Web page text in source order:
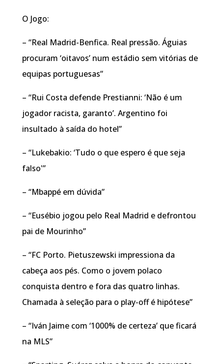
O Jogo:
– “Real Madrid-Benfica. Real pressão. Águias
procuram ‘oitavos’ num estádio sem vitórias de
equipas portuguesas”
– “Rui Costa defende Prestianni: ‘Não é um
jogador racista, garanto’. Argentino foi
insultado à saída do hotel”
– “Lukebakio: ‘Tudo o que espero é que seja
falso'”
– “Mbappé em dúvida”
– “Eusébio jogou pelo Real Madrid e defrontou
pai de Mourinho”
– “FC Porto. Pietuszewski impressiona da
cabeça aos pés. Como o jovem polaco
conquista dentro e fora das quatro linhas.
Chamada à seleção para o play-off é hipótese”
– “Iván Jaime com ‘1000% de certeza’ que ficará
na MLS”